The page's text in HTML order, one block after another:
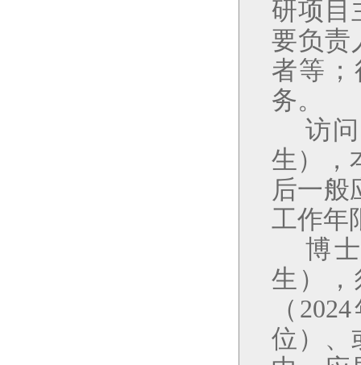
研项目
要负责
者等
务。
访
生），
后一般
工作年
博
生），
（ 2024
位）、